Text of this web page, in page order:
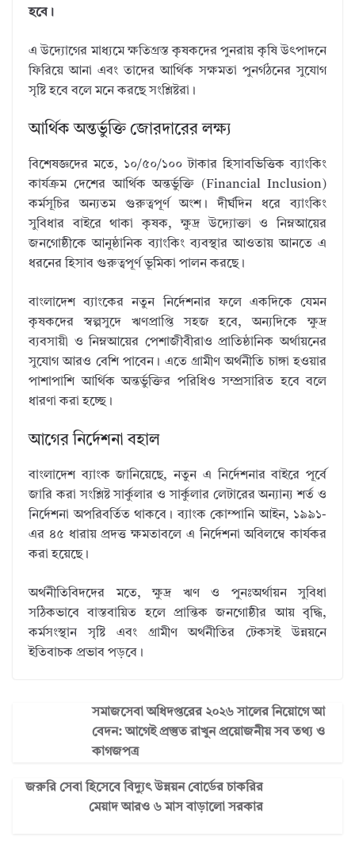
হবে।
এ উদ্যোগের মাধ্যমে ক্ষতিগ্রস্ত কৃষকদের পুনরায় কৃষি উৎপাদনে
ফিরিয়ে আনা এবং তাদের আর্থিক সক্ষমতা পুনর্গঠনের সুযোগ
সৃষ্টি হবে বলে মনে করছে সংশ্লিষ্টরা।
আর্থিক অন্তর্ভুক্তি জোরদারের লক্ষ্য
বিশেষজ্ঞদের মতে, ১০/৫০/১০০ টাকার হিসাবভিত্তিক ব্যাংকিং
কার্যক্রম দেশের আর্থিক অন্তর্ভুক্তি (Financial Inclusion)
কর্মসূচির অন্যতম গুরুত্বপূর্ণ অংশ। দীর্ঘদিন ধরে ব্যাংকিং
সুবিধার বাইরে থাকা কৃষক, ক্ষুদ্র উদ্যোক্তা ও নিম্নআয়ের
জনগোষ্ঠীকে আনুষ্ঠানিক ব্যাংকিং ব্যবস্থার আওতায় আনতে এ
ধরনের হিসাব গুরুত্বপূর্ণ ভূমিকা পালন করছে।
বাংলাদেশ ব্যাংকের নতুন নির্দেশনার ফলে একদিকে যেমন
কৃষকদের স্বল্পসুদে ঋণপ্রাপ্তি সহজ হবে, অন্যদিকে ক্ষুদ্র
ব্যবসায়ী ও নিম্নআয়ের পেশাজীবীরাও প্রাতিষ্ঠানিক অর্থায়নের
সুযোগ আরও বেশি পাবেন। এতে গ্রামীণ অর্থনীতি চাঙ্গা হওয়ার
পাশাপাশি আর্থিক অন্তর্ভুক্তির পরিধিও সম্প্রসারিত হবে বলে
ধারণা করা হচ্ছে।
আগের নির্দেশনা বহাল
বাংলাদেশ ব্যাংক জানিয়েছে, নতুন এ নির্দেশনার বাইরে পূর্বে
জারি করা সংশ্লিষ্ট সার্কুলার ও সার্কুলার লেটারের অন্যান্য শর্ত ও
নির্দেশনা অপরিবর্তিত থাকবে। ব্যাংক কোম্পানি আইন, ১৯৯১-
এর ৪৫ ধারায় প্রদত্ত ক্ষমতাবলে এ নির্দেশনা অবিলম্বে কার্যকর
করা হয়েছে।
অর্থনীতিবিদদের মতে, ক্ষুদ্র ঋণ ও পুনঃঅর্থায়ন সুবিধা
সঠিকভাবে বাস্তবায়িত হলে প্রান্তিক জনগোষ্ঠীর আয় বৃদ্ধি,
কর্মসংস্থান সৃষ্টি এবং গ্রামীণ অর্থনীতির টেকসই উন্নয়নে
ইতিবাচক প্রভাব পড়বে।
সমাজসেবা অধিদপ্তরের ২০২৬ সালের নিয়োগে আ
বেদন: আগেই প্রস্তুত রাখুন প্রয়োজনীয় সব তথ্য ও
কাগজপত্র
জরুরি সেবা হিসেবে বিদ্যুৎ উন্নয়ন বোর্ডের চাকরির
মেয়াদ আরও ৬ মাস বাড়ালো সরকার